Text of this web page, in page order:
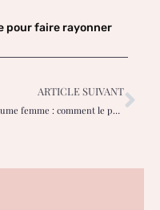
pour faire rayonner
ARTICLE SUIVANT
Costume femme : comment le porter ?